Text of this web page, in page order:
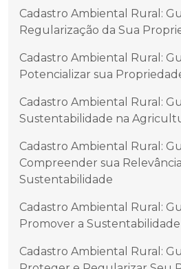
Cadastro Ambiental Rural:
Regularização da Sua
Cadastro Ambiental Rural:
Potencializar sua
Cadastro Ambiental Rural:
Sustentabilidade na
Cadastro Ambiental Rural:
Compreender sua
Sustentabilidade
Cadastro Ambiental Rural:
Promover a
Cadastro Ambiental Rural: